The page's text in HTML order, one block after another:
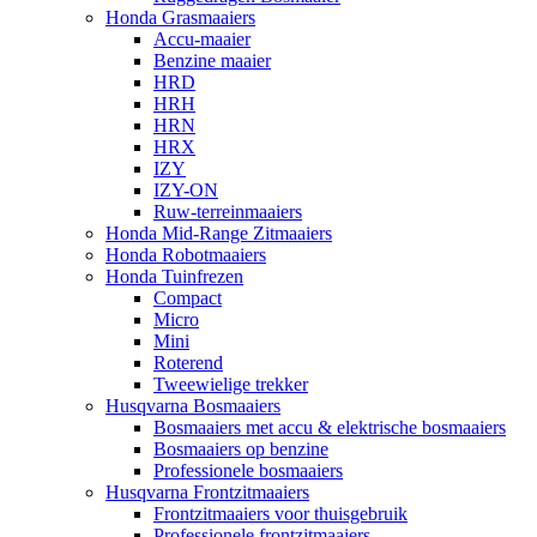
Honda Grasmaaiers
Accu-maaier
Benzine maaier
HRD
HRH
HRN
HRX
IZY
IZY-ON
Ruw-terreinmaaiers
Honda Mid-Range Zitmaaiers
Honda Robotmaaiers
Honda Tuinfrezen
Compact
Micro
Mini
Roterend
Tweewielige trekker
Husqvarna Bosmaaiers
Bosmaaiers met accu & elektrische bosmaaiers
Bosmaaiers op benzine
Professionele bosmaaiers
Husqvarna Frontzitmaaiers
Frontzitmaaiers voor thuisgebruik